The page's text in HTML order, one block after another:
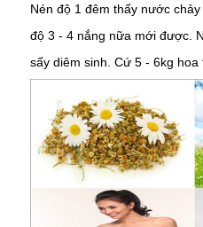
Nén độ 1 đêm thấy nước
độ 3 - 4 nắng nữa mới được.
sấy diêm sinh. Cứ 5 - 6kg